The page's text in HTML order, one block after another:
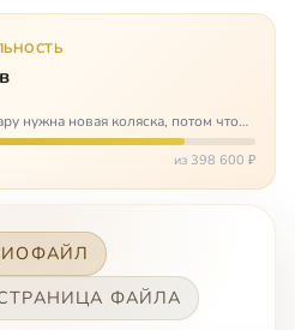
нужна новая коляска, потом что
коляски он не сможет не только
дома, но и продолжать лечение в
из 398 600 ₽
ФАЙЛА